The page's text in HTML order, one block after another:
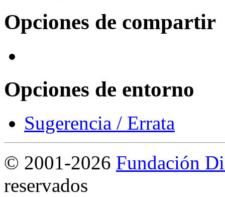
Opciones de compartir
Opciones de entorno
Sugerencia / Errata
© 2001-2026 Fundación
reservados